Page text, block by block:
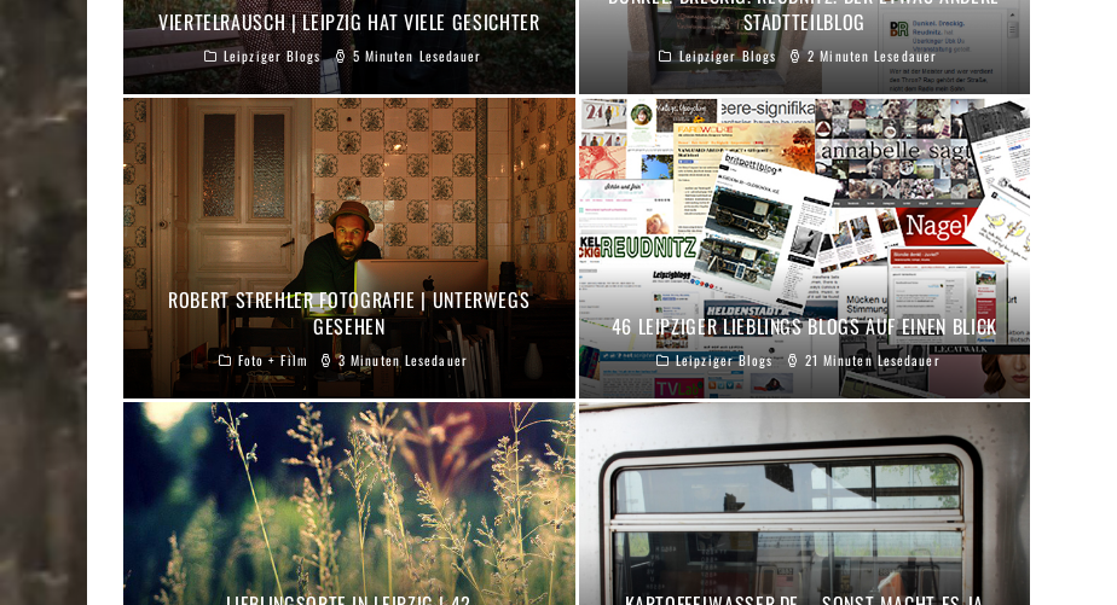
VIERTELRAUSCH | LEIPZIG HAT VIELE GESICHTER
Leipziger Blogs 5 Minuten Lesedauer
STADTTEILBLOG
Leipziger Blogs 2 Minuten Lesedauer
ROBERT STREHLER FOTOGRAFIE | UNTERWEGS
GESEHEN
Foto + Film 3 Minuten Lesedauer
46 LEIPZIGER LIEBLINGS BLOGS AUF EINEN BLICK
Leipziger Blogs 21 Minuten Lesedauer